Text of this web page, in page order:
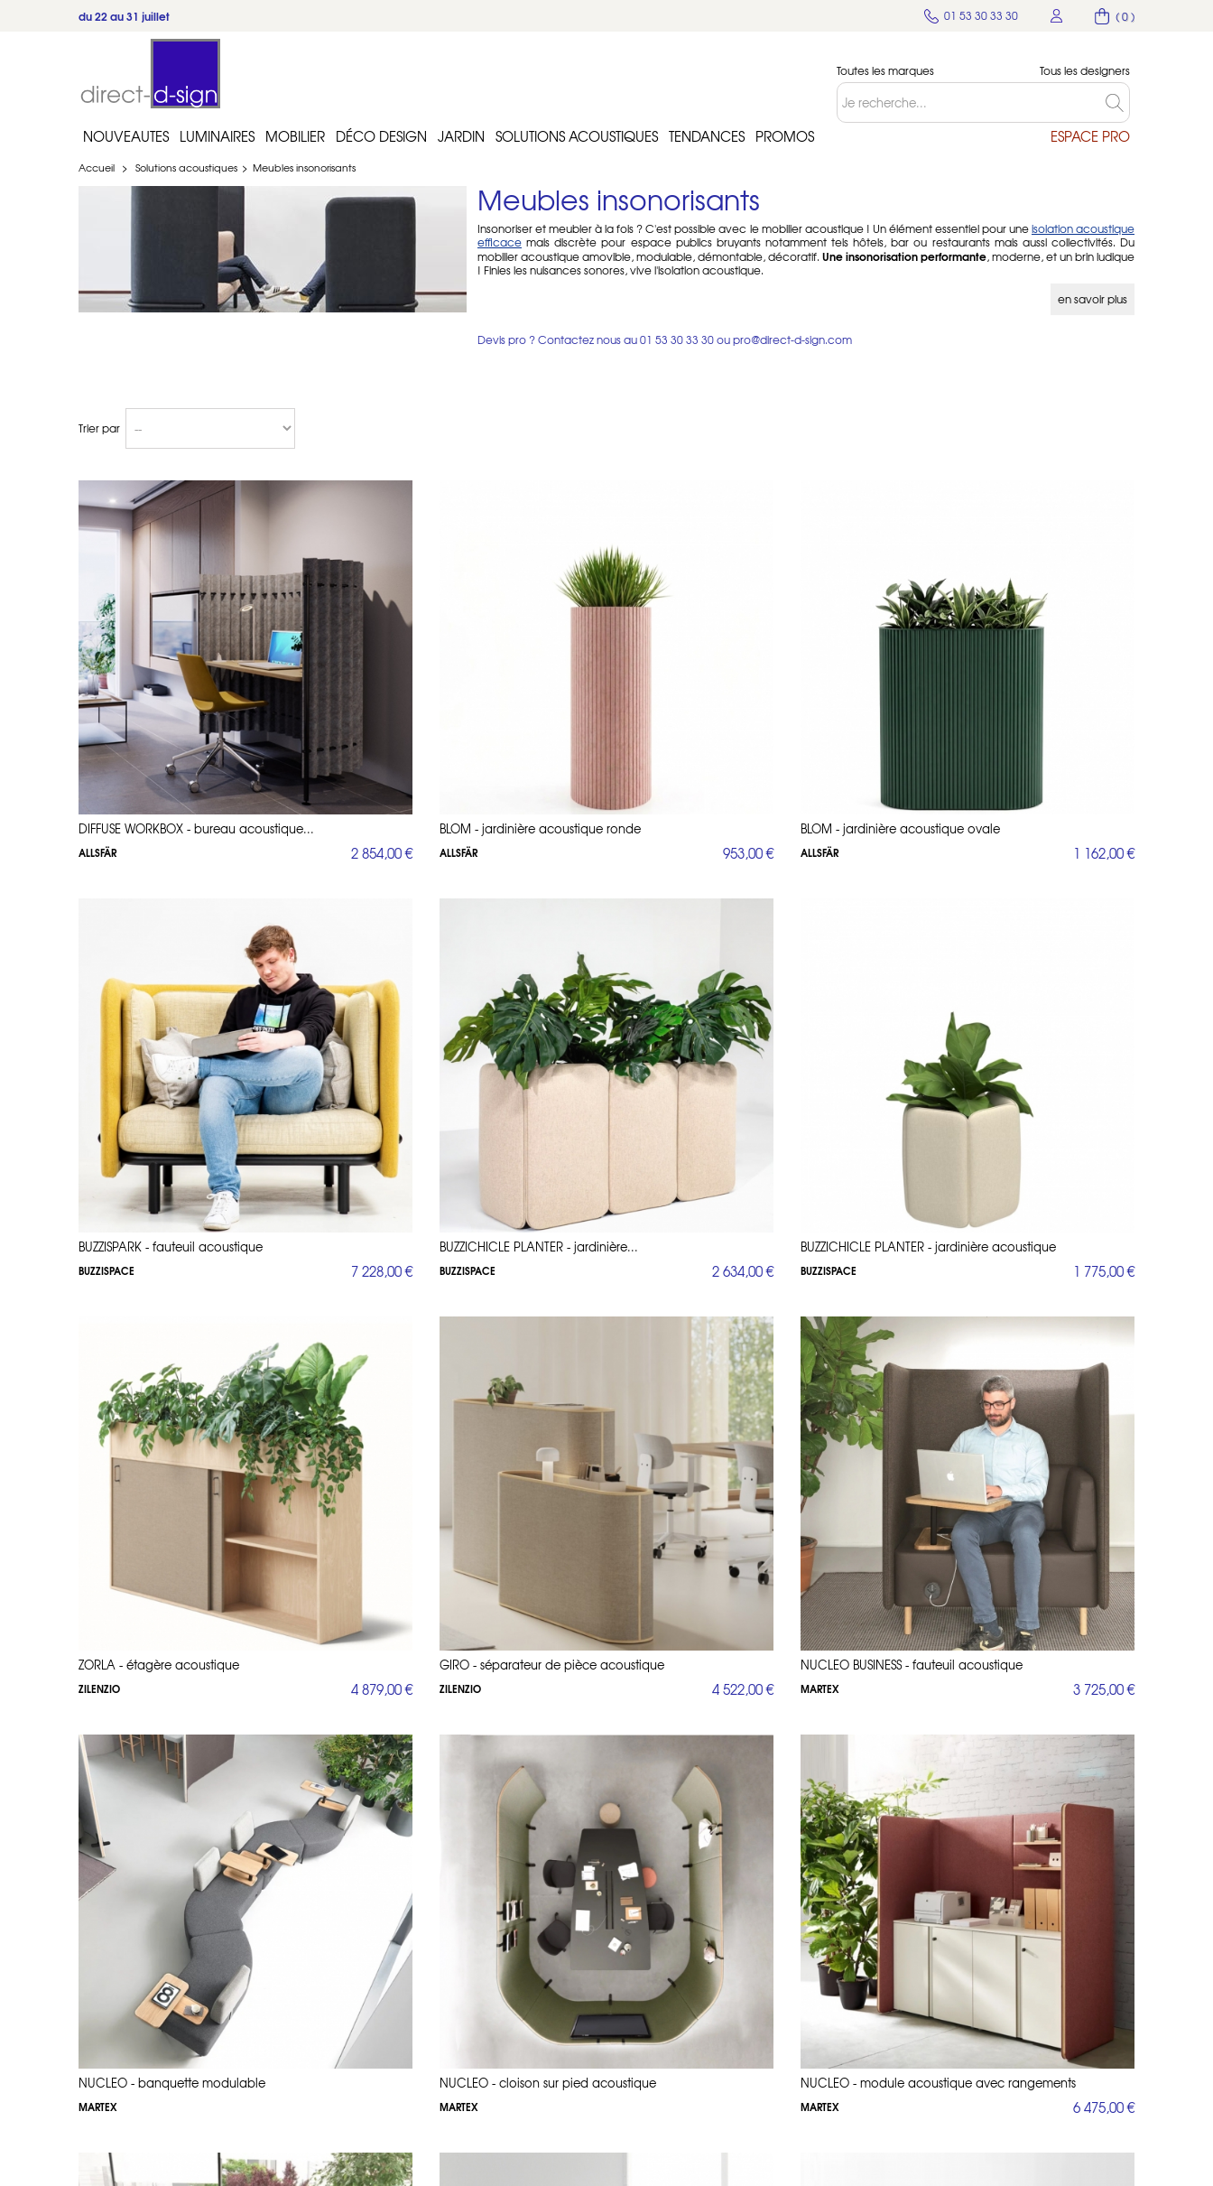
( 0 )
01 53 30 33 30
5/5·262 avis
Toutes les marques Tous les designers
NOUVEAUTES LUMINAIRES MOBILIER DÉCO DESIGN JARDIN SOLUTIONS ACOUSTIQUES TENDANCES PROMOS ESPACE PRO
Accueil > Solutions acoustiques > Meubles insonorisants
Meubles insonorisants
Insonoriser et meubler à la fois ? C'est possible avec le mobilier acoustique ! Un élément essentiel pour uneisolation acoustique
efficace mais discrète pour espace publics bruyants notamment tels hôtels, bar ou restaurants mais aussi collectivités. Du
mobilier acoustique amovible, modulable, démontable, décoratif.Une insonorisation performante, moderne, et un brin ludique
! Finies les nuisances sonores, vive l'isolation acoustique.
insonorisant, au canapé acoustique avec dossier haut pour conversations privées, mais aussi des pouf acoustique avec ou
Quel mobilier acoustique choisir ?
Choisissez les tailles, revêtements, couleurs qui s'accorderont à votre décoration. Solutions acoustiques ultra performantes
pour réduire les bruits dans les environnements domestiques ou espaces de travail professionnels (open-space, salle de
réunion, salle d'attente, espace de coworking). Etude acoustique, coefficient de performance acoustique, échantillons et
en savoir plus
Devis pro ? Contactez nous au01 53 30 33 30oupro@direct-d-sign.com
Trier par
DIFFUSE WORKBOX - bureau acoustique...
ALLSFÄR 2 854,00 €
BLOM - jardinière acoustique ronde
ALLSFÄR 953,00 €
BLOM - jardinière acoustique ovale
ALLSFÄR 1 162,00 €
BUZZISPARK - fauteuil acoustique
BUZZISPACE 7 228,00 €
BUZZICHICLE PLANTER - jardinière...
BUZZISPACE 2 634,00 €
BUZZICHICLE PLANTER - jardinière acoustique
BUZZISPACE 1 775,00 €
ZORLA - étagère acoustique
ZILENZIO 4 879,00 €
GIRO - séparateur de pièce acoustique
ZILENZIO 4 522,00 €
NUCLEO BUSINESS - fauteuil acoustique
MARTEX 3 725,00 €
NUCLEO - banquette modulable
MARTEX
NUCLEO - cloison sur pied acoustique
MARTEX
NUCLEO - module acoustique avec rangements
MARTEX 6 475,00 €